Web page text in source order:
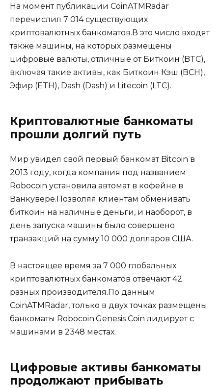
На момент публикации CoinATMRadar
перечислил 7 014 существующих
криптовалютных банкоматов.В это число входят
также машины, на которых размещены
цифровые валюты, отличные от Биткоин (BTC),
включая такие активы, как Биткоин Кэш (BCH),
Эфир (ETH), Dash (Dash) и Litecoin (LTC).
Криптовалютные банкоматы
прошли долгий путь
Мир увидел свой первый банкомат Bitcoin в
2013 году, когда компания под названием
Robocoin установила автомат в кофейне в
Ванкувере.Позволяя клиентам обменивать
биткоин на наличные деньги, и наоборот, в
день запуска машины было совершено
транзакций на сумму 10 000 долларов США.
В настоящее время за 7 000 глобальных
криптовалютных банкоматов отвечают 42
разных производителя.По данным
CoinATMRadar, только в двух точках размещены
банкоматы Robocoin.Genesis Coin лидирует с
машинами в 2348 местах.
Цифровые активы банкоматы
продолжают прибывать